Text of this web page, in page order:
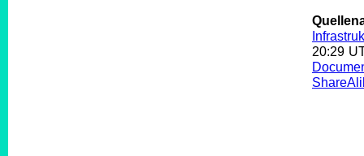
20:29